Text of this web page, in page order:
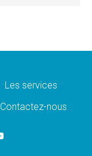
humaine»
renforcera
Les services
Contactez-nous